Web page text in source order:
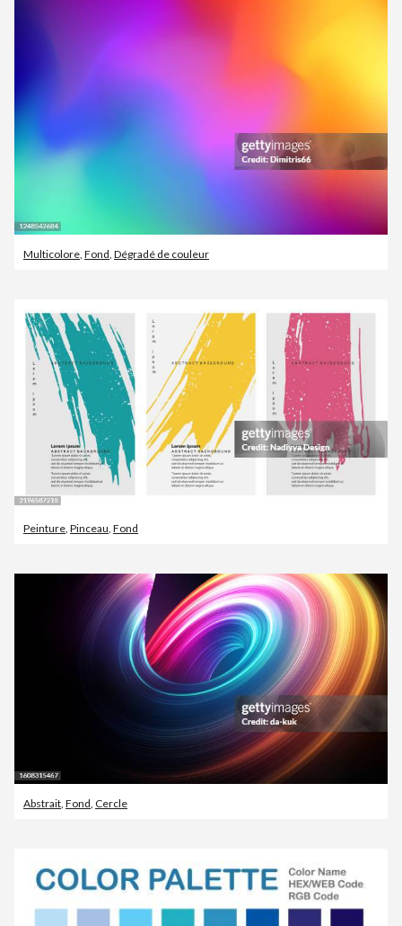
Multicolore Fond Dégradé de couleur
Peinture Pinceau Fond
Abstrait Fond Cercle